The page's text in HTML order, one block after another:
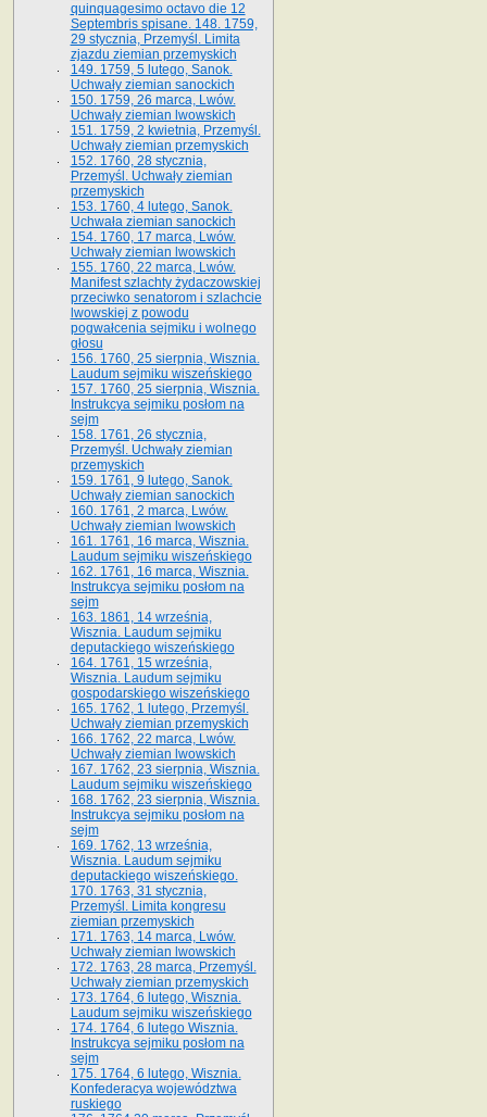
quinquagesimo octavo die 12
Septembris spisane. 148. 1759,
29 stycznia, Przemyśl. Limita
zjazdu ziemian przemyskich
149. 1759, 5 lutego, Sanok.
Uchwały ziemian sanockich
150. 1759, 26 marca, Lwów.
Uchwały ziemian lwowskich
151. 1759, 2 kwietnia, Przemyśl.
Uchwały ziemian przemyskich
152. 1760, 28 stycznia,
Przemyśl. Uchwały ziemian
przemyskich
153. 1760, 4 lutego, Sanok.
Uchwała ziemian sanockich
154. 1760, 17 marca, Lwów.
Uchwały ziemian lwowskich
155. 1760, 22 marca, Lwów.
Manifest szlachty żydaczowskiej
przeciwko senatorom i szlachcie
lwowskiej z po­wodu
pogwałcenia sejmiku i wolnego
głosu
156. 1760, 25 sierpnia, Wisznia.
Laudum sejmiku wiszeńskiego
157. 1760, 25 sierpnia, Wisznia.
Instrukcya sejmiku posłom na
sejm
158. 1761, 26 stycznia,
Przemyśl. Uchwały ziemian
przemyskich
159. 1761, 9 lutego, Sanok.
Uchwały ziemian sanockich
160. 1761, 2 marca, Lwów.
Uchwały ziemian lwowskich
161. 1761, 16 marca, Wisznia.
Laudum sejmiku wiszeńskiego
162. 1761, 16 marca, Wisznia.
Instrukcya sejmiku posłom na
sejm
163. 1861, 14 września,
Wisznia. Laudum sejmiku
deputackiego wiszeńskiego
164. 1761, 15 września,
Wisznia. Laudum sejmiku
gospodarskiego wiszeńskiego
165. 1762, 1 lutego, Przemyśl.
Uchwały ziemian przemyskich
166. 1762, 22 marca, Lwów.
Uchwały ziemian lwowskich
167. 1762, 23 sierpnia, Wisznia.
Laudum sejmiku wiszeńskiego
168. 1762, 23 sierpnia, Wisznia.
Instrukcya sejmiku posłom na
sejm
169. 1762, 13 września,
Wisznia. Laudum sejmiku
deputackiego wiszeńskiego.
170. 1763, 31 stycznia,
Przemyśl. Limita kongresu
ziemian przemyskich
171. 1763, 14 marca, Lwów.
Uchwały ziemian lwowskich
172. 1763, 28 marca, Przemyśl.
Uchwały ziemian przemyskich
173. 1764, 6 lutego, Wisznia.
Laudum sejmiku wiszeńskiego
174. 1764, 6 lutego Wisznia.
Instrukcya sejmiku posłom na
sejm
175. 1764, 6 lutego, Wisznia.
Konfederacya województwa
ruskiego